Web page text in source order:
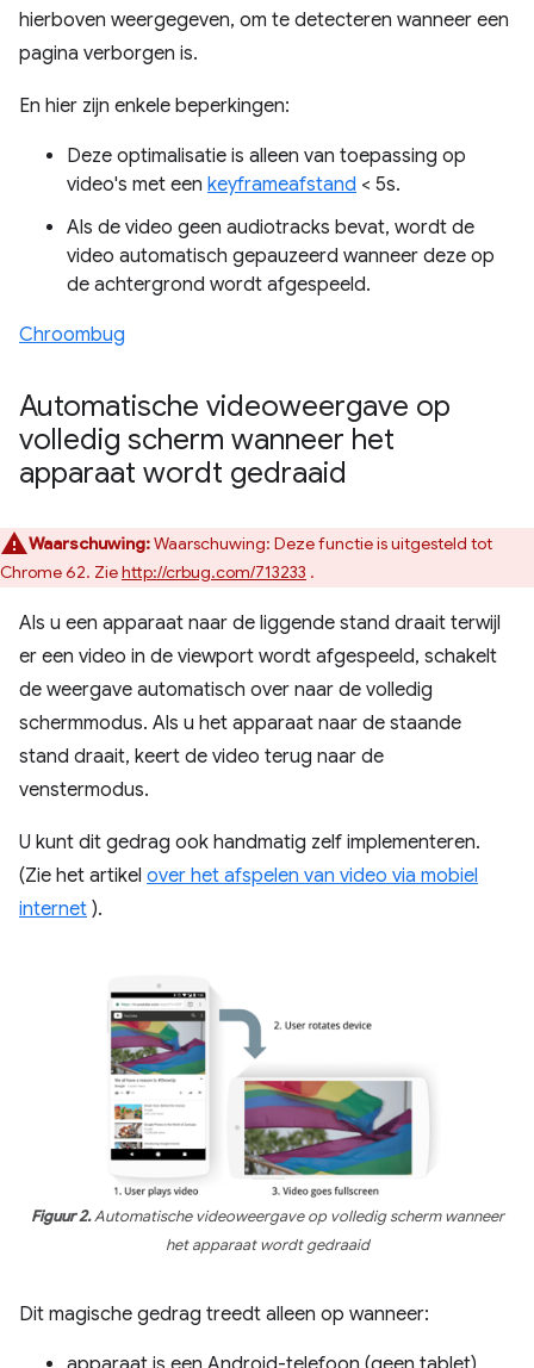
hierboven weergegeven, om te detecteren wanneer een
pagina verborgen is.
En hier zijn enkele beperkingen:
Deze optimalisatie is alleen van toepassing op
video's met een keyframeafstand < 5s.
Als de video geen audiotracks bevat, wordt de
video automatisch gepauzeerd wanneer deze op
de achtergrond wordt afgespeeld.
Chroombug
Automatische videoweergave op
volledig scherm wanneer het
apparaat wordt gedraaid
Waarschuwing:Waarschuwing: Deze functie is uitgesteld tot
Chrome 62. Ziehttp://crbug.com/713233 .
Als u een apparaat naar de liggende stand draait terwijl
er een video in de viewport wordt afgespeeld, schakelt
de weergave automatisch over naar de volledig
schermmodus. Als u het apparaat naar de staande
stand draait, keert de video terug naar de
venstermodus.
U kunt dit gedrag ook handmatig zelf implementeren.
(Zie het artikel over het afspelen van video via mobiel
internet ).
Figuur 2.Automatische videoweergave op volledig scherm wanneer
het apparaat wordt gedraaid
Dit magische gedrag treedt alleen op wanneer: